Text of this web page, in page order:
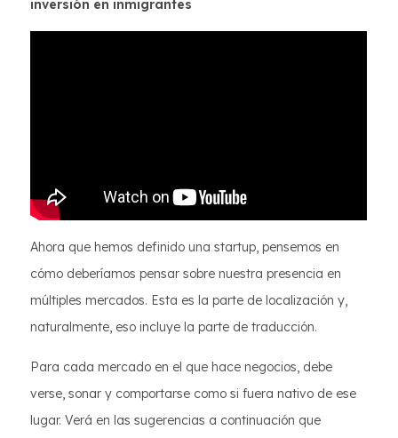
inversión en inmigrantes
Ahora que hemos definido una startup, pensemos en
cómo deberíamos pensar sobre nuestra presencia en
múltiples mercados. Esta es la parte de localización y,
naturalmente, eso incluye la parte de traducción.
Para cada mercado en el que hace negocios, debe
verse, sonar y comportarse como si fuera nativo de ese
lugar. Verá en las sugerencias a continuación que